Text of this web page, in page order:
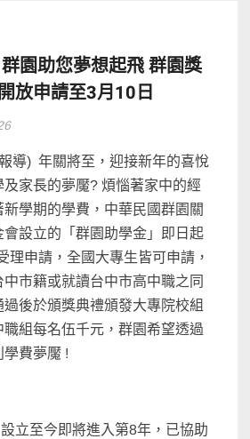
園助您夢想起飛 群園獎
放申請至3月10日
導) 年關將至，迎接新年的喜悅
及家長的夢魘?煩惱著家中的經
學期的學費，中華民國群園關
設立的「群園助學金」即日起
理申請，全國大專生皆可申請，
市籍或就讀台中市高中職之同
後於頒獎典禮頒發大專院校組
組每名伍千元，群園希望透過
學費夢魘 !
設立至今即將進入第8年，已協助